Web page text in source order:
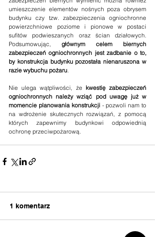
umieszczenie elementów nośnych poza obrysem
budynku czy tzw. zabezpieczenia ogniochronne
powierzchniowe poziome i pionowe w postaci
sufitów podwieszanych oraz ścian działowych.
Podsumowując, głównym celem biernych
zabezpieczeń ogniochronnych jest zadbanie o to,
by konstrukcja budynku pozostała nienaruszona w
razie wybuchu pożaru.
Nie ulega wątpliwości, że kwestię zabezpieczeń
ogniochronnych należy wziąć pod uwagę już w
momencie planowania konstrukcji - pozwoli nam to
na wdrożenie skutecznych rozwiązań, z pomocą
których zapewnimy budynkowi odpowiednią
ochronę przeciwpożarową.
1 komentarz